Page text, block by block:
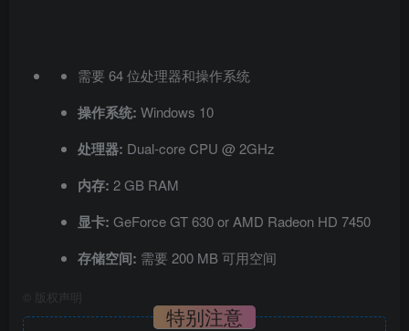
需要 64 位处理器和操作系统
操作系统: Windows 10
处理器: Dual-core CPU @ 2GHz
内存: 2 GB RAM
显卡: GeForce GT 630 or AMD Radeon HD 7450
存储空间: 需要 200 MB 可用空间
版权声明
特别注意